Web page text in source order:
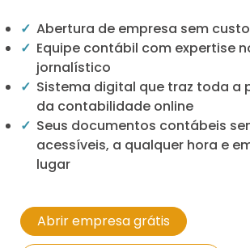
Abertura de empresa sem custo
Equipe contábil com expertise
jornalístico
Sistema digital que traz toda a
da contabilidade online
Seus documentos contábeis
acessíveis, a qualquer hora e
lugar
Abrir empresa grátis